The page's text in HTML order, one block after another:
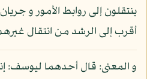
ينتقلون إلى روابط الأمور و
أقرب إلى الرشد من انتقال
و المعنى: قال أحدهما ليوسف: